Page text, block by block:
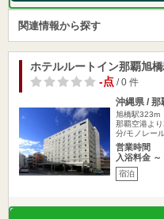
関連情報から探す
ホテルルートイン那覇旭
-点/ 0 件
沖縄県 / 那
旭橋駅323m
那覇空港よ
分/モノレー
営業時間
入浴料金 ～
宿泊